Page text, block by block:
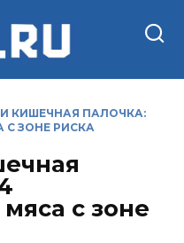
КИШЕЧНАЯ ПАЛОЧКА:
С ЗОНЕ РИСКА
с зоне